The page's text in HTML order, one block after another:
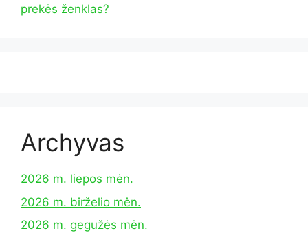
prekės ženklas?
Archyvas
2026 m. liepos mėn.
2026 m. birželio mėn.
2026 m. gegužės mėn.